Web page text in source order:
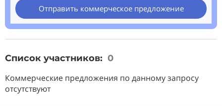
Отправить коммерческое предложение
Список участников: 0
Коммерческие предложения по данному запросу
отсутствуют